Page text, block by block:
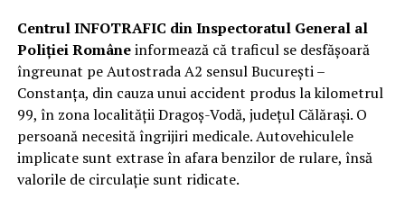
Centrul INFOTRAFIC din Inspectoratul General al
Poliției Româneinformează că traficul se desfășoară
îngreunat pe Autostrada A2 sensul București –
Constanța, din cauza unui accident produs la kilometrul
99, în zona localității Dragoș-Vodă, județul Călărași. O
persoană necesită îngrijiri medicale. Autovehiculele
implicate sunt extrase în afara benzilor de rulare, însă
valorile de circulație sunt ridicate.